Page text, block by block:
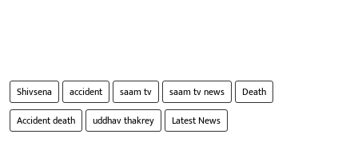
Shivsena accident saam tv saam tv news
Death
Accident death
uddhav thakrey Latest News